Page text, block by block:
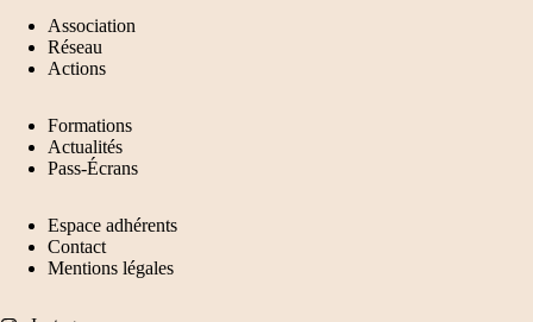
Association
Réseau
Actions
Formations
Actualités
Pass-Écrans
Espace adhérents
Contact
Mentions légales